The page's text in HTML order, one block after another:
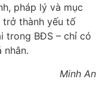
pháp lý và mục
thành yếu tố
trong BĐS – chỉ có
nhân.
Minh An